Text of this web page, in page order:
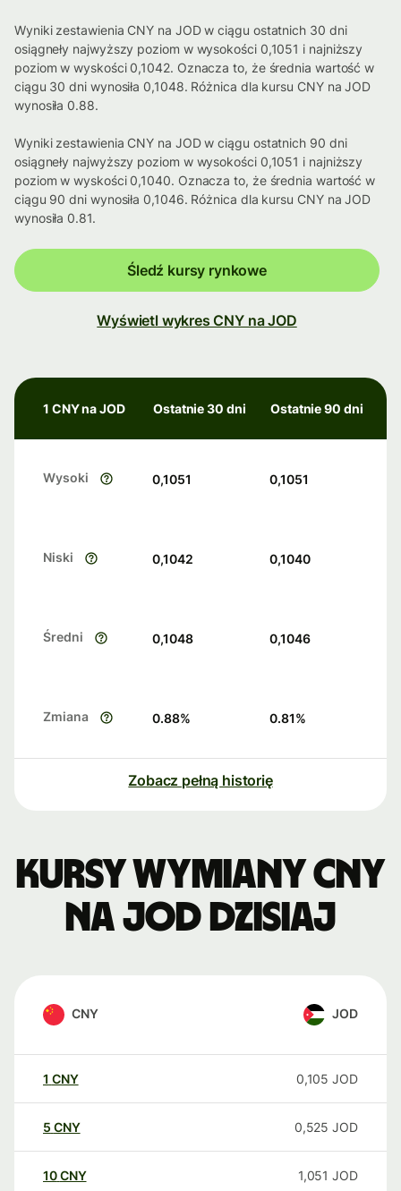
Wyniki zestawienia CNY na JOD w ciągu ostatnich 30 dni
osiągneły najwyższy poziom w wysokości 0,1051 i najniższy
poziom w wyskości 0,1042. Oznacza to, że średnia wartość w
ciągu 30 dni wynosiła 0,1048. Różnica dla kursu CNY na JOD
wynosiła 0.88.
Wyniki zestawienia CNY na JOD w ciągu ostatnich 90 dni
osiągneły najwyższy poziom w wysokości 0,1051 i najniższy
poziom w wyskości 0,1040. Oznacza to, że średnia wartość w
ciągu 90 dni wynosiła 0,1046. Różnica dla kursu CNY na JOD
wynosiła 0.81.
Śledź kursy rynkowe
Wyświetl wykres CNY na JOD
1 CNY na JOD Ostatnie 30 dni Ostatnie 90 dni
Wysoki 0,1051 0,1051
Niski 0,1042 0,1040
Średni 0,1048 0,1046
Zmiana 0.88% 0.81%
Zobacz pełną historię
Kursy wymiany CNY
na JOD dzisiaj
CNY JOD
1 CNY 0,105 JOD
5 CNY 0,525 JOD
10CNY 1,051 JOD